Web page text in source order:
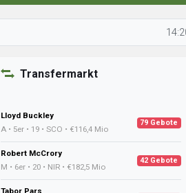
14:20 Uhr:
Transfermarkt
Lloyd Buckley
A • 5er • 19 • SCO • €116,4 Mio
79 Gebote
Robert McCrory
M • 6er • 20 • NIR • €182,5 Mio
42 Gebote
Tabor Pars